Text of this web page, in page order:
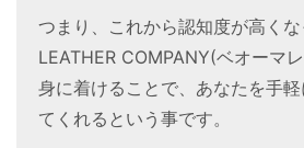
つまり、これから認知度が高く
LEATHER COMPANY(ベオーマ
身に着けることで、あなたを手
てくれるという事です。